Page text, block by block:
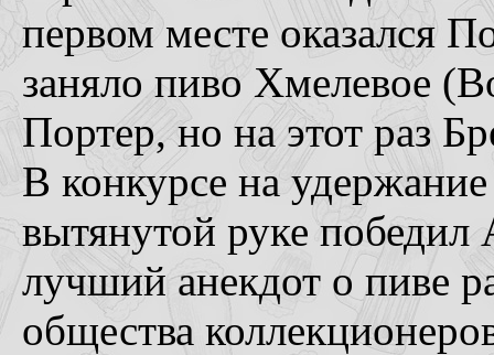
первом месте оказался
заняло пиво Хмелевое
Портер, но на этот раз
В конкурсе на
вытянутой руке
лучший анекдот о пиве
общества